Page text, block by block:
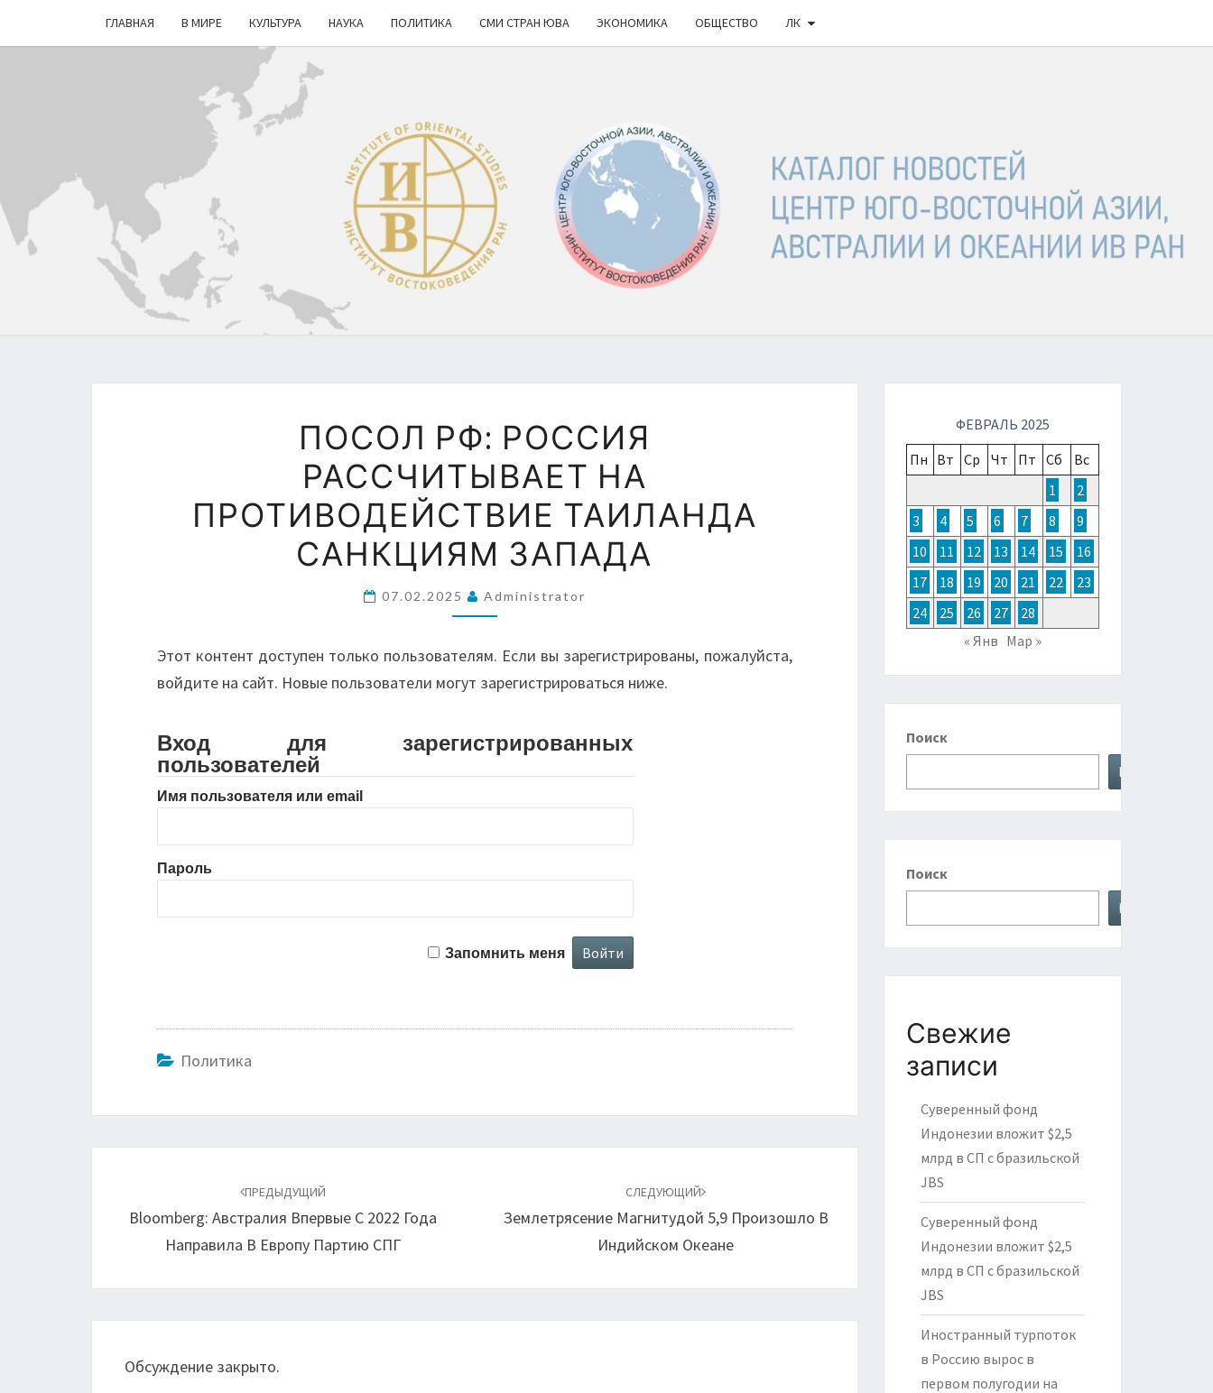
ГЛАВНАЯ В МИРЕ КУЛЬТУРА НАУКА ПОЛИТИКА СМИ СТРАН ЮВА ЭКОНОМИКА ОБЩЕСТВО ЛК
КАТАЛОГ
НОВОСТЕЙ
ВОСТОЧНОЙ
АЗИИ,
АВСТРАЛИИ
И ОКЕАНИИ
ИВ
РАН
РФ:
РОССИЯ
РАССЧИТЫВАЕТ
НА
ПРОТИВОДЕЙСТВИЕ
САНКЦИЯМ
ПОСОЛ РФ: РОССИЯ
РАССЧИТЫВАЕТ НА
ПРОТИВОДЕЙСТВИЕ ТАИЛАНДА
САНКЦИЯМ ЗАПАДА
07.02.2025 Administrator
Этот контент доступен только пользователям. Если вы зарегистрированы, пожалуйста,
войдите на сайт. Новые пользователи могут зарегистрироваться ниже.
Вход для зарегистрированных
пользователей
Имя пользователя или email
Пароль
Запомнить меня
Политика
записям
ПРЕДЫДУЩИЙ
Bloomberg: Австралия Впервые С 2022 Года
Направила В Европу Партию СПГ
СЛЕДУЮЩИЙ
Землетрясение Магнитудой 5,9 Произошло В
Индийском Океане
Обсуждение закрыто.
ФЕВРАЛЬ 2025
Пн Вт Ср Чт Пт Сб
Вс
1
2
3
4 5 6 7 8
9
10
11 12 13 14 15
16
17
18 19 20 21 22
23
24
25 26 27
28
« Янв Мар »
Поиск
Поиск
Поиск
Поиск
Свежие
записи
Суверенный фонд
Индонезии вложит $2,5
млрд в СП с бразильской
JBS
Суверенный фонд
Индонезии вложит $2,5
млрд в СП с бразильской
JBS
Иностранный турпоток
в Россию вырос в
первом полугодии на